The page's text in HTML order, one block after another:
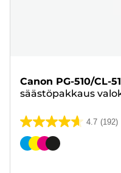
Canon PG-510/CL-
säästöpakkaus
4.7 (192)
4.7/5
tähteä.
Värikasetti